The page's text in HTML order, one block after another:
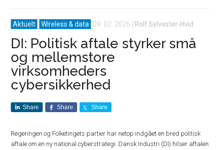
Aktuelt Wireless & data 09. 02. 2026 Rolf Sylvester-Hvid
DI: Politisk aftale styrker små
og mellemstore
virksomheders
cybersikkerhed
Share Share Share
Regeringen og Folketingets partier har netop indgået en bred politisk
aftale om en ny national cyberstrategi. Dansk Industri (DI) hilser aftalen